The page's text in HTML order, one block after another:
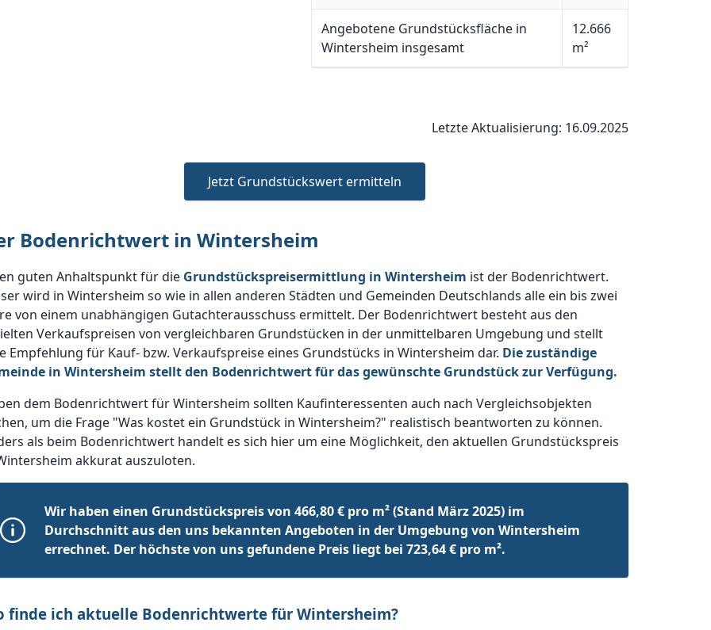
Angebotene Grundstücksfläche in
Wintersheim insgesamt
12.666
m²
Letzte Aktualisierung: 16.09.2025
Jetzt Grundstückswert ermitteln
Bodenrichtwert in Wintersheim
guten Anhaltspunkt für die Grundstückspreisermittlung in Wintersheim ist der Bodenrichtwert.
wird in Wintersheim so wie in allen anderen Städten und Gemeinden Deutschlands alle ein bis zwei
von einem unabhängigen Gutachterausschuss ermittelt. Der Bodenrichtwert besteht aus den
Verkaufspreisen von vergleichbaren Grundstücken in der unmittelbaren Umgebung und stellt
Empfehlung für Kauf- bzw. Verkaufspreise eines Grundstücks in Wintersheim dar. Die zuständige
in Wintersheim stellt den Bodenrichtwert für das gewünschte Grundstück zur Verfügung.
dem Bodenrichtwert für Wintersheim sollten Kaufinteressenten auch nach Vergleichsobjekten
um die Frage "Was kostet ein Grundstück in Wintersheim?" realistisch beantworten zu können.
als beim Bodenrichtwert handelt es sich hier um eine Möglichkeit, den aktuellen Grundstückspreis
akkurat auszuloten.
Wir haben einen Grundstückspreis von 466,80 € pro m² (Stand März 2025) im
Durchschnitt aus den uns bekannten Angeboten in der Umgebung von Wintersheim
errechnet. Der höchste von uns gefundene Preis liegt bei 723,64 € pro m².
finde ich aktuelle Bodenrichtwerte für Wintersheim?